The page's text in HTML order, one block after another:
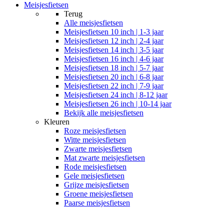
Meisjesfietsen
Terug
Alle meisjesfietsen
Meisjesfietsen 10 inch | 1-3 jaar
Meisjesfietsen 12 inch | 2-4 jaar
Meisjesfietsen 14 inch | 3-5 jaar
Meisjesfietsen 16 inch | 4-6 jaar
Meisjesfietsen 18 inch | 5-7 jaar
Meisjesfietsen 20 inch | 6-8 jaar
Meisjesfietsen 22 inch | 7-9 jaar
Meisjesfietsen 24 inch | 8-12 jaar
Meisjesfietsen 26 inch | 10-14 jaar
Bekijk alle meisjesfietsen
Kleuren
Roze meisjesfietsen
Witte meisjesfietsen
Zwarte meisjesfietsen
Mat zwarte meisjesfietsen
Rode meisjesfietsen
Gele meisjesfietsen
Grijze meisjesfietsen
Groene meisjesfietsen
Paarse meisjesfietsen